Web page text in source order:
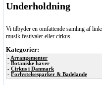
Underholdning
Vi tilbyder en omfattende samling af
musik festivaler eller cirkus.
Kategorier:
- Arrangementer
- Botaniske haver
- Cirkus i Danmark
- Forlystelsesparker & Badelande